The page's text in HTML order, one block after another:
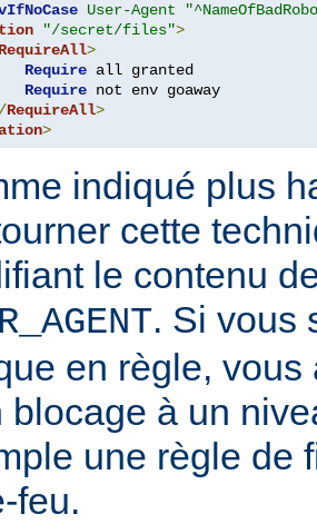
User-Agent
"/secret/files">
RequireAll>
Require all granted
Require not env goaway
RequireAll>
>
indiqué plus
cette
le contenu
. Si vous
en règle,
blocage à un
une règle de
feu.